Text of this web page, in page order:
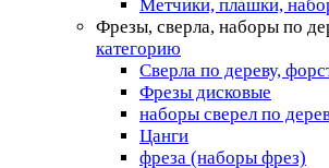
Метчики, плашки,
Фрезы, сверла, наборы по
категорию
Сверла по дереву,
Фрезы дисковые
наборы сверел по
Цанги
фреза (наборы фрез)